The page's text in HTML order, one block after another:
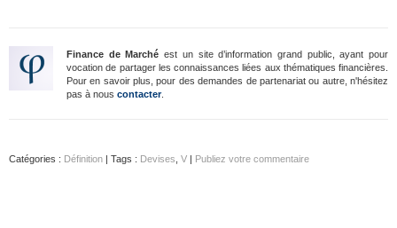
Finance de Marché est un site d’information grand public, ayant pour
vocation de partager les connaissances liées aux thématiques financières.
Pour en savoir plus, pour des demandes de partenariat ou autre, n'hésitez
pas à nous contacter.
Catégories : Définition | Tags : Devises V | Publiez votre commentaire